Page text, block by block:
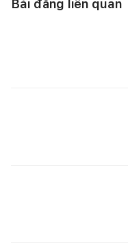
Bài đăng liên quan